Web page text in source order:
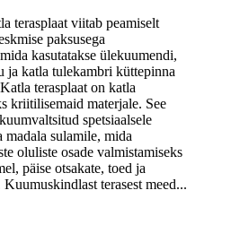
terasplaat viitab peamiselt
paksusega
kasutatakse ülekuumendi,
ja katla tulekambri küttepinna
terasplaat on katla
kriitilisemaid materjale. See
spetsiaalsele
madala sulamile, mida
oluliste osade valmistamiseks
päise otsakate, toed ja
terasest meed...